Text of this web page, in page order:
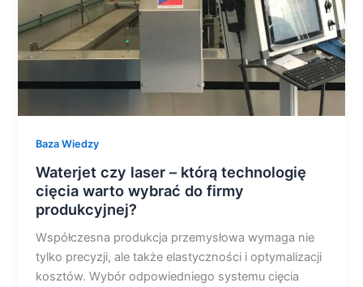
Baza Wiedzy
Waterjet czy laser – którą technologię
cięcia warto wybrać do firmy
produkcyjnej?
Współczesna produkcja przemysłowa wymaga nie
tylko precyzji, ale także elastyczności i optymalizacji
kosztów. Wybór odpowiedniego systemu cięcia
warto
wybrać
do
produkcyjnej?